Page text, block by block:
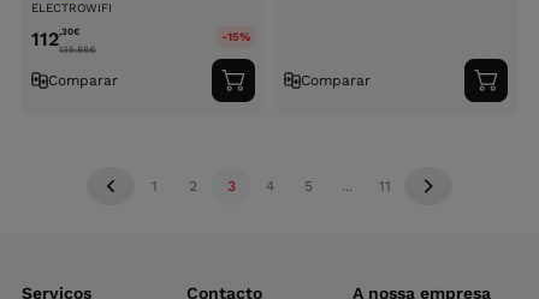
ELECTROWIFI
112,30€
135.88€
-15%
Comparar
Adicionar
ao
Comparar
ao
1 2 3 4 5 ... 11
Serviços Contacto A nossa empresa